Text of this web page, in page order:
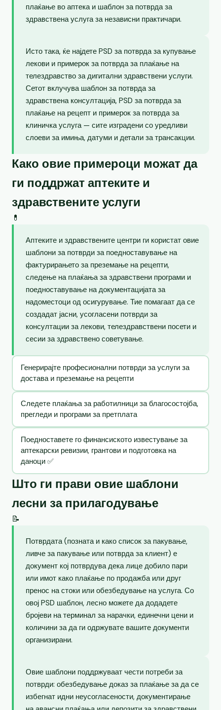
плаќање во аптека и шаблон за потврда за
здравствена услуга за независни практичари.
Исто така, ќе најдете PSD за потврда за купување
лекови и примерок за потврда за плаќање на
телездравство за дигитални здравствени услуги.
Сетот вклучува шаблон за потврда за
здравствена консултација, PSD за потврда за
плаќање на рецепт и примерок за потврда за
клиничка услуга — сите изградени со уредливи
слоеви за имиња, датуми и детали за трансакции.
Како овие примероци можат да
ги поддржат аптеките и
здравствените услуги
💊
Аптеките и здравствените центри ги користат овие
шаблони за потврди за поедноставување на
фактурирањето за преземање на рецепти,
следење на плаќања за здравствени програми и
поедноставување на документацијата за
надоместоци од осигурување. Тие помагаат да се
создадат јасни, усогласени потврди за
консултации за лекови, телездравствени посети и
сесии за здравствено советување.
Генерирајте професионални потврди за услуги за
достава и преземање на рецепти
Следете плаќања за работилници за благосостојба,
прегледи и програми за претплата
Поедноставете го финансиското известување за
аптекарски ревизии, грантови и подготовка на
даноци ✅
Што ги прави овие шаблони
лесни за прилагодување
📝
Потврдата (позната и како список за пакување,
ливче за пакување или потврда за клиент) е
документ кој потврдува дека лице добило пари
или имот како плаќање по продажба или друг
пренос на стоки или обезбедување на услуга. Со
овој PSD шаблон, лесно можете да додадете
бројеви на терминал за нарачки, единечни цени и
количини за да ги одржувате вашите документи
организирани.
Овие шаблони поддржуваат чести потреби за
потврди: обезбедување доказ за плаќање за да се
избегнат идни неусогласености, документирање